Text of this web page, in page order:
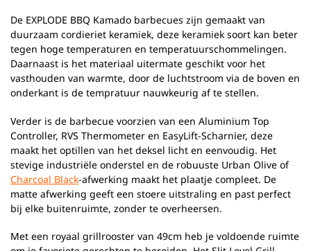
De EXPLODE BBQ Kamado barbecues zijn gemaakt van
duurzaam cordieriet keramiek, deze keramiek soort kan beter
tegen hoge temperaturen en temperatuurschommelingen.
Daarnaast is het materiaal uitermate geschikt voor het
vasthouden van warmte, door de luchtstroom via de boven en
onderkant is de tempratuur nauwkeurig af te stellen.
Verder is de barbecue voorzien van een Aluminium Top
Controller, RVS Thermometer en EasyLift-Scharnier, deze
maakt het optillen van het deksel licht en eenvoudig. Het
stevige industriële onderstel en de robuuste Urban Olive of
Charcoal Black-afwerking maakt het plaatje compleet. De
matte afwerking geeft een stoere uitstraling en past perfect
bij elke buitenruimte, zonder te overheersen.
Met een royaal grillrooster van 49cm heb je voldoende ruimte